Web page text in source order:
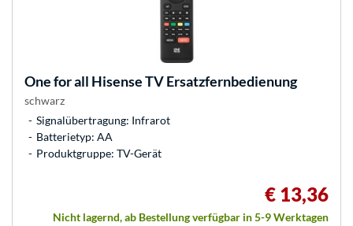
One for all Hisense TV Ersatzfernbedienung
schwarz
Signalübertragung: Infrarot
Batterietyp: AA
Produktgruppe: TV-Gerät
€ 13,36
Nicht lagernd, ab Bestellung verfügbar in 5-9 Werktagen